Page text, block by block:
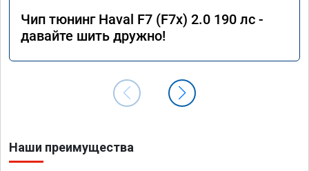
Чип тюнинг Haval F7 (F7x) 2.0 190 лс -
давайте шить дружно!
Наши преимущества